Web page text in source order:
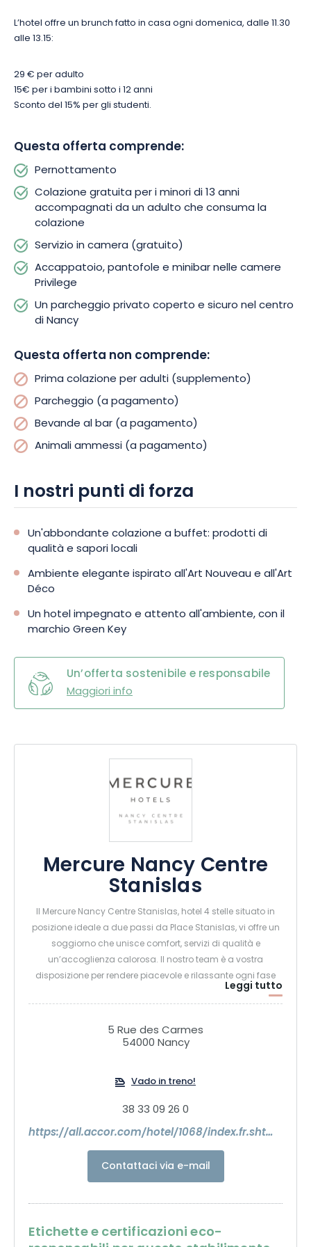
Con la sua posizione eccezionale, l’atmosfera raffinata e i
soggiorno e lasciatevi sedurre dal fascino unico della capitale
dei Duchi di Lorena.
L’hotel offre un brunch fatto in casa ogni domenica, dalle 11.30
alle 13.15:
29 € per adulto
15€ per i bambini sotto i 12 anni
Sconto del 15% per gli studenti.
Questa offerta comprende:
Pernottamento
Colazione gratuita per i minori di 13 anni
accompagnati da un adulto che consuma la
colazione
Servizio in camera (gratuito)
Accappatoio, pantofole e minibar nelle camere
Privilege
Un parcheggio privato coperto e sicuro nel centro
di Nancy
Questa offerta non comprende:
Prima colazione per adulti (supplemento)
Parcheggio (a pagamento)
Bevande al bar (a pagamento)
Animali ammessi (a pagamento)
I nostri punti di forza
Un'abbondante colazione a buffet: prodotti di
qualità e sapori locali
Ambiente elegante ispirato all'Art Nouveau e all'Art
Déco
Un hotel impegnato e attento all'ambiente, con il
marchio Green Key
Un’offerta sostenibile e responsabile
Maggiori info
Mercure Nancy Centre
Stanislas
Il Mercure Nancy Centre Stanislas, hotel 4 stelle situato in
posizione ideale a due passi da Place Stanislas, vi offre un
soggiorno che unisce comfort, servizi di qualità e
un’accoglienza calorosa. Il nostro team è a vostra
disposizione per rendere piacevole e rilassante ogni fase
Leggi tutto
5 Rue des Carmes
54000 Nancy
Vado in treno!
38 33 09 26 0
https://all.accor.com/hotel/1068/index.fr.shtml?utm_term=8326463&utm_medium=partenariats&clickid=0973bfdd504611f18137007c0a18b8f6&utm_content=ID-EN-ALL-ALL&utm_source=Commission+Junction+SEA
Contattaci via e-mail
Etichette e certificazioni eco-